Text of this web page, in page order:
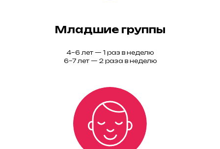
Младшие группы
4–6 лет — 1 раз в неделю
6–7 лет — 2 раза в неделю